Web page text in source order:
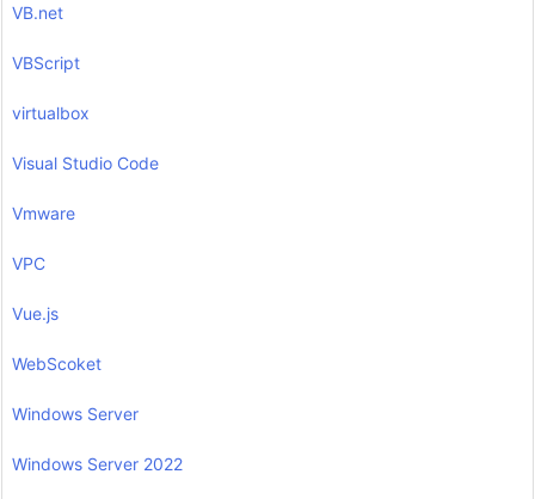
VB.net
VBScript
virtualbox
Visual Studio Code
Vmware
VPC
Vue.js
WebScoket
Windows Server
Windows Server 2022